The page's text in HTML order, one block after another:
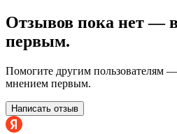
Отзывов пока нет —
первым.
Помогите другим пользователям
мнением первым.
Написать отзыв